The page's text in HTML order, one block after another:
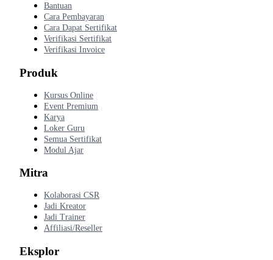
Bantuan
Cara Pembayaran
Cara Dapat Sertifikat
Verifikasi Sertifikat
Verifikasi Invoice
Produk
Kursus Online
Event Premium
Karya
Loker Guru
Semua Sertifikat
Modul Ajar
Mitra
Kolaborasi CSR
Jadi Kreator
Jadi Trainer
Affiliasi/Reseller
Eksplor